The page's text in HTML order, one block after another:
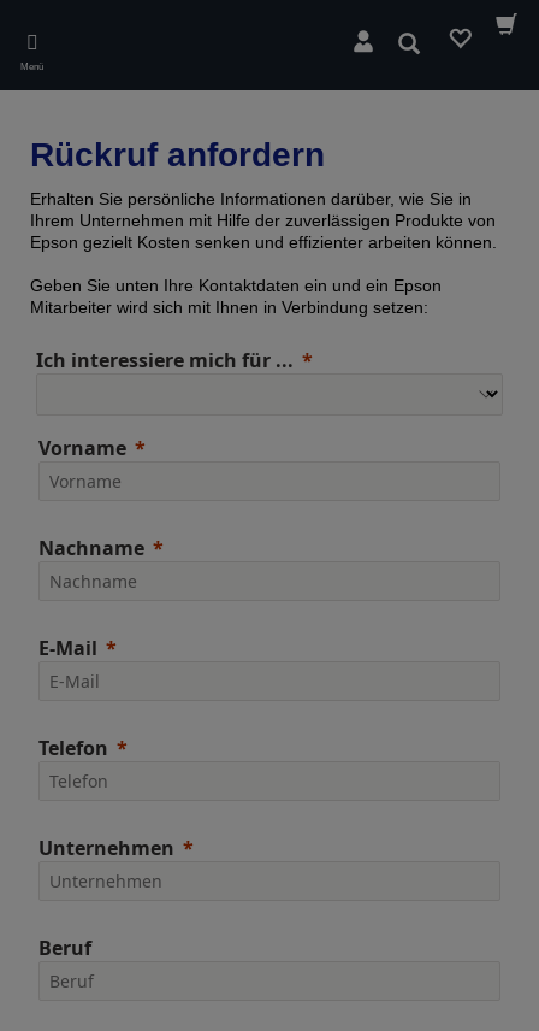
main
content
Menü
Suchen
Rückruf anfordern
Erhalten Sie persönliche Informationen darüber, wie Sie in
Ihrem Unternehmen mit Hilfe der zuverlässigen Produkte von
Epson gezielt Kosten senken und effizienter arbeiten können.
Geben Sie unten Ihre Kontaktdaten ein und ein Epson
Mitarbeiter wird sich mit Ihnen in Verbindung setzen:
Ich interessiere mich für ...
Vorname
Nachname
E-Mail
Telefon
Unternehmen
Beruf